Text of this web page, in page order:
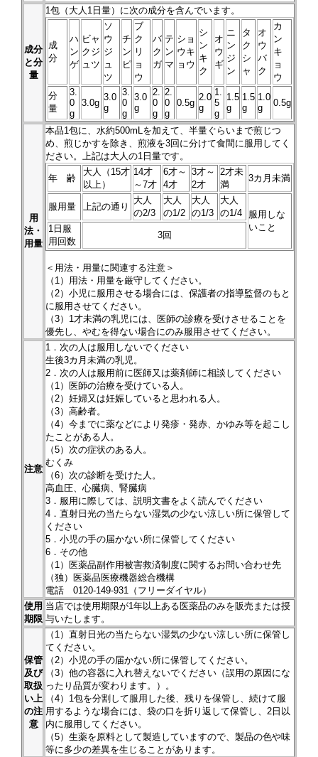
成分
と分
量
1包（大人1日量）に次の成分を含んでいます。
成
分
ハ
ン
ゲ
ビャ
クジ
ュツ
ソ
ウ
ジ
ュ
ツ
チ
ン
ピ
ブ
ク
リ
ョ
ウ
バ
ク
ガ
テ
ン
マ
ショ
ウキ
ョウ
シ
ン
キ
ク
オ
ウ
ギ
ニ
ン
ジ
ン
タ
ク
シ
ャ
オ
ウ
バ
ク
カ
ン
キ
ョ
ウ
分
量
3.
0
g
3.0g
3.0
g
3.
0
g
3.0
g
2.
0
g
2.
0
g
0.5g
2.0
g
1.
5
g
1.5
g
1.5
g
1.0
g
0.5g
用
法・
用量
本品1包に、水約500mLを加えて、半量ぐらいまで煎じつ
め、煎じかすを除き、煎液を3回に分けて食間に服用してく
ださい。上記は大人の1日量です。
年 齢
大人（15才
以上）
14才
～7才
6才～
4才
3才～
2才
2才未
満
3カ月未満
服用量 上記の通り
大人
の2/3
大人
の1/2
大人
の1/3
大人
の1/4
服用しな
いこと
1日服
用回数
3回
＜用法・用量に関連する注意＞
（1）用法・用量を厳守してください。
（2）小児に服用させる場合には、保護者の指導監督のもと
に服用させてください。
（3）1才未満の乳児には、医師の診療を受けさせることを
優先し、やむを得ない場合にのみ服用させてください。
注意
1．次の人は服用しないでください
生後3カ月未満の乳児。
2．次の人は服用前に医師又は薬剤師に相談してください
（1）医師の治療を受けている人。
（2）妊婦又は妊娠していると思われる人。
（3）高齢者。
（4）今までに薬などにより発疹・発赤、かゆみ等を起こし
たことがある人。
（5）次の症状のある人。
むくみ
（6）次の診断を受けた人。
高血圧、心臓病、腎臓病
3．服用に際しては、説明文書をよく読んでください
4．直射日光の当たらない湿気の少ない涼しい所に保管して
ください
5．小児の手の届かない所に保管してください
6．その他
（1）医薬品副作用被害救済制度に関するお問い合わせ先
（独）医薬品医療機器総合機構
電話 0120-149-931（フリーダイヤル）
使用
期限
当店では使用期限が1年以上ある医薬品のみを販売または授
与いたします。
保管
及び
取扱
い上
の注
意
（1）直射日光の当たらない湿気の少ない涼しい所に保管し
てください。
（2）小児の手の届かない所に保管してください。
（3）他の容器に入れ替えないでください（誤用の原因にな
ったり品質が変わります。）。
（4）1包を分割して服用した後、残りを保管し、続けて服
用するような場合には、袋の口を折り返して保管し、2日以
内に服用してください。
（5）生薬を原料として製造していますので、製品の色や味
等に多少の差異を生じることがあります。